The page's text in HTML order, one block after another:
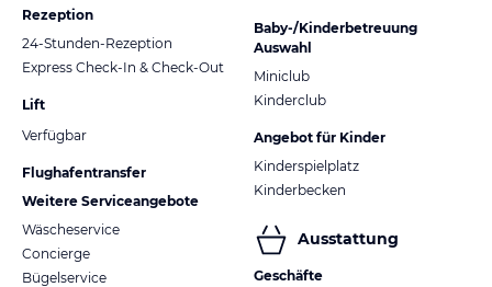
Rezeption
24-Stunden-Rezeption
Express Check-In & Check-Out
Lift
Verfügbar
Flughafentransfer
Weitere Serviceangebote
Wäscheservice
Concierge
Bügelservice
Baby-/Kinderbetreuung
Auswahl
Miniclub
Kinderclub
Angebot für Kinder
Kinderspielplatz
Kinderbecken
Ausstattung
Geschäfte